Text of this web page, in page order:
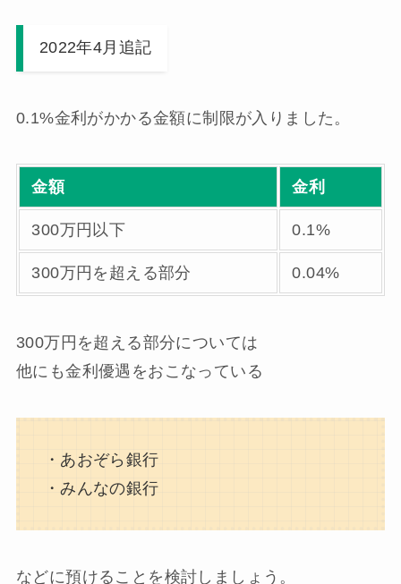
2022年4月追記
0.1%金利がかかる金額に制限が入りました。
金額 金利
300万円以下 0.1%
300万円を超える部分 0.04%
300万円を超える部分については
他にも金利優遇をおこなっている
・あおぞら銀行
・みんなの銀行
などに預けることを検討しましょう。